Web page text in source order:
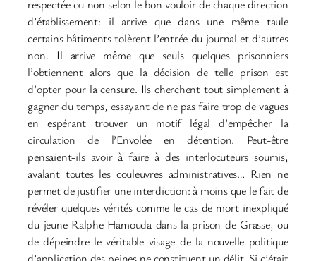
respectée ou non selon le bon vouloir de chaque direction
d’établissement: il arrive que dans une même taule
certains bâtiments tolèrent l’entrée du journal et d’autres
non. Il arrive même que seuls quelques prisonniers
l’obtiennent alors que la décision de telle prison est
d’opter pour la censure. Ils cherchent tout simplement à
gagner du temps, essayant de ne pas faire trop de vagues
en espérant trouver un motif légal d’empêcher la
circulation de l’Envolée en détention. Peut-être
pensaient-ils avoir à faire à des interlocuteurs soumis,
avalant toutes les couleuvres administratives… Rien ne
permet de justifier une interdiction: à moins que le fait de
révéler quelques vérités comme le cas de mort inexpliqué
du jeune Ralphe Hamouda dans la prison de Grasse, ou
de dépeindre le véritable visage de la nouvelle politique